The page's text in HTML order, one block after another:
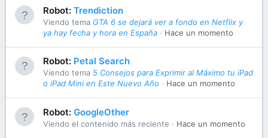
Robot: Trendiction
Viendo tema GTA 6 se dejará ver a fondo en Netflix y
ya hay fecha y hora en España
Hace un momento
Robot: Petal Search
Viendo tema 5 Consejos para Exprimir al Máximo tu iPad
o iPad Mini en Este Nuevo Año
Hace un momento
Robot: GoogleOther
Viendo el contenido más reciente Hace un momento